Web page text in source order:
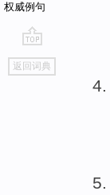
权威例句
go
top
返回词典